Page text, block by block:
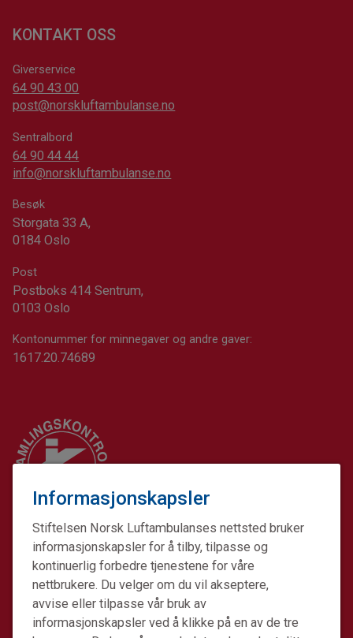
Informasjonskapsler
Stiftelsen Norsk Luftambulanses nettsted bruker
informasjonskapsler for å tilby, tilpasse og
kontinuerlig forbedre tjenestene for våre
nettbrukere. Du velger om du vil akseptere,
avvise eller tilpasse vår bruk av
informasjonskapsler ved å klikke på en av de tre
KONTAKT OSS
Giverservice
64 90 43 00
post@norskluftambulanse.no
Sentralbord
64 90 44 44
info@norskluftambulanse.no
Besøk
Storgata 33 A,
0184 Oslo
Post
Postboks 414 Sentrum,
0103 Oslo
Kontonummer for minnegaver og andre gaver:
1617.20.74689